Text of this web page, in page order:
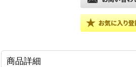
商品詳細